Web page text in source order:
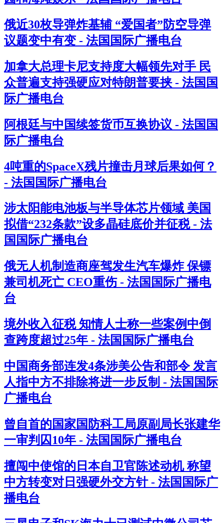
俄近30枚导弹炸基辅 “爱国者”防空导弹
议题变中有变 - 法国国际广播电台
加拿大总理卡尼支持度大幅领先对手 民
众普遍支持强硬应对特朗普要挟 - 法国国
际广播电台
阿根廷与中国续签货币互换协议 - 法国国
际广播电台
4吨重的SpaceX残片撞击月球后果如何？
- 法国国际广播电台
涉太阳能电池板与半导体芯片领域 美国
拟借“232条款”设多晶硅底价并征税 - 法
国国际广播电台
俄无人机制造商座驾发生汽车爆炸 保镖
兼司机死亡 CEO重伤 - 法国国际广播电
台
境外收入征税 知情人士称一些案例中倒
查跨度超过25年 - 法国国际广播电台
中国商务部连发4条涉美公告和部令 发言
人指中方不排除将进一步反制 - 法国国际
广播电台
曾自首的国家国防科工局原副局长张建华
一审判囚10年 - 法国国际广播电台
擅闯中使馆的日本自卫官陈述动机 称望
中方转变对日强硬外交方针 - 法国国际广
播电台